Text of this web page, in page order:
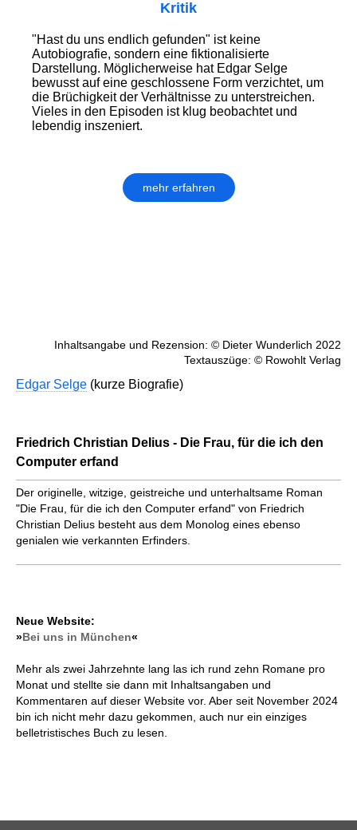
Kritik
"Hast du uns endlich gefunden" ist keine
Autobiografie, sondern eine fiktionalisierte
Darstellung. Möglicherweise hat Edgar Selge
bewusst auf eine geschlossene Form verzichtet, um
die Brüchigkeit der Verhältnisse zu unterstreichen.
Vieles in den Episoden ist klug beobachtet und
lebendig inszeniert.
mehr erfahren
Inhaltsangabe und Rezension: © Dieter Wunderlich 2022
Textauszüge: © Rowohlt Verlag
Edgar Selge (kurze Biografie)
Friedrich Christian Delius - Die Frau, für die ich den
Computer erfand
Der originelle, witzige, geistreiche und unterhaltsame Roman
"Die Frau, für die ich den Computer erfand" von Friedrich
Christian Delius besteht aus dem Monolog eines ebenso
genialen wie verkannten Erfinders.
Neue Website:
»Bei uns in München«
Mehr als zwei Jahrzehnte lang las ich rund zehn Romane pro
Monat und stellte sie dann mit Inhaltsangaben und
Kommentaren auf dieser Website vor. Aber seit November 2024
bin ich nicht mehr dazu gekommen, auch nur ein einziges
belletristisches Buch zu lesen.